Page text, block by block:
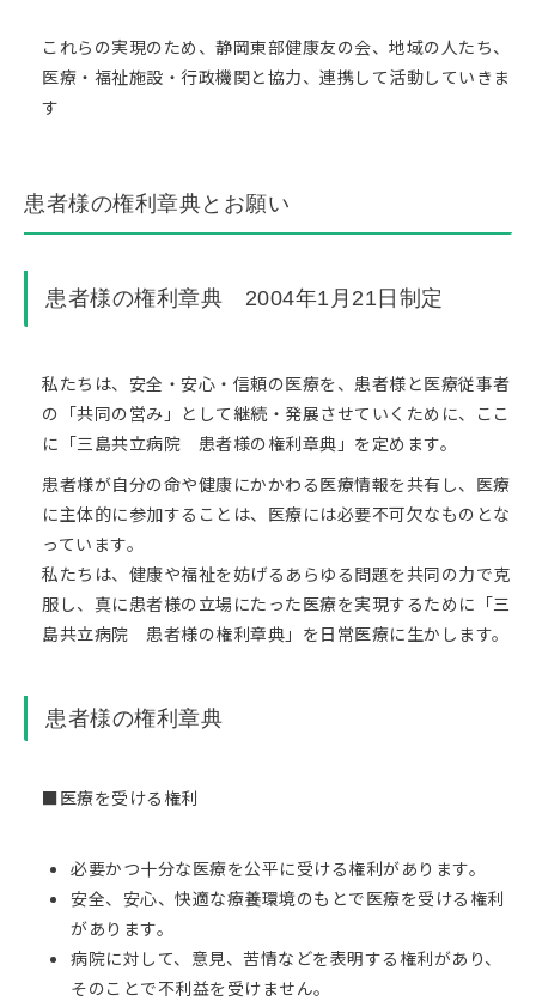
これらの実現のため、静岡東部健康友の会、地域の人たち、
医療・福祉施設・行政機関と協力、連携して活動していきま
す
患者様の権利章典とお願い
患者様の権利章典 2004年1月21日制定
私たちは、安全・安心・信頼の医療を、患者様と医療従事者
の「共同の営み」として継続・発展させていくために、ここ
に「三島共立病院 患者様の権利章典」を定めます。
患者様が自分の命や健康にかかわる医療情報を共有し、医療
に主体的に参加することは、医療には必要不可欠なものとな
っています。
私たちは、健康や福祉を妨げるあらゆる問題を共同の力で克
服し、真に患者様の立場にたった医療を実現するために「三
島共立病院 患者様の権利章典」を日常医療に生かします。
患者様の権利章典
■医療を受ける権利
必要かつ十分な医療を公平に受ける権利があります。
安全、安心、快適な療養環境のもとで医療を受ける権利
があります。
病院に対して、意見、苦情などを表明する権利があり、
そのことで不利益を受けません。